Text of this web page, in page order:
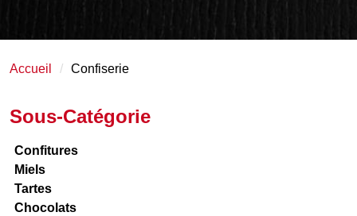
Accueil Confiserie
Sous-Catégorie
Confitures
Miels
Tartes
Chocolats